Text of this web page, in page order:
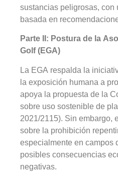
sustancias peligrosas, con
basada en
Parte II: Postura de la
Golf (EGA)
La EGA respalda la
la exposición humana a
apoya la propuesta de la
sobre uso sostenible de
2021/2115). Sin embargo,
sobre la prohibición
especialmente en campos
posibles consecuencias
negativas.